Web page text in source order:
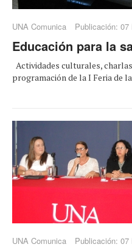
UNA Comunica Publicación: 07
Educación para la
Actividades culturales,
programación de la I Feria de la
UNA Comunica Publicación: 07